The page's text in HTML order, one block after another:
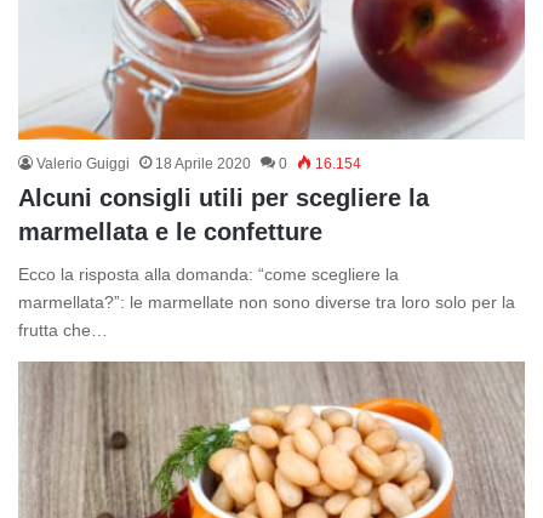
Valerio Guiggi 18 Aprile 2020 0 16.154
Alcuni consigli utili per scegliere la
marmellata e le confetture
Ecco la risposta alla domanda: “come scegliere la
marmellata?”: le marmellate non sono diverse tra loro solo per la
frutta che…